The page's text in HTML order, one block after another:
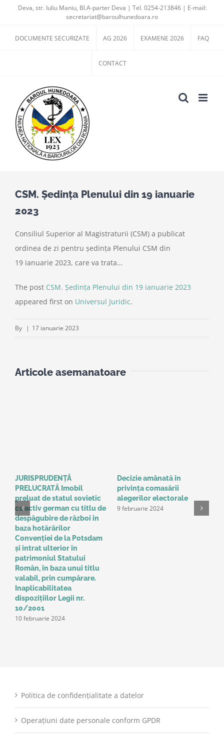
content
Deva, str. Iuliu Maniu, Bl.A-parter Deva | Tel. 0254-213846 | E-mail:
secretariat@baroulhunedoara.ro
DOCUMENTE SECURIZATE AG 2026 EXAMENE 2026 FAQ
CONTACT
CSM. Ședința Plenului din 19 ianuarie
2023
Consiliul Superior al Magistraturii (CSM) a publicat
ordinea de zi pentru ședința Plenului CSM din
19 ianuarie 2023, care va trata…
The post CSM. Ședința Plenului din 19 ianuarie 2023
appeared first on Universul Juridic.
By | 17 ianuarie 2023
Articole asemanatoare
JURISPRUDENȚĂ
PRELUCRATĂ Imobil
preluat de statul sovietic
ca activ german cu titlu de
despăgubire de război în
baza hotărârilor
Convenţiei de la Potsdam
și intrat ulterior în
patrimoniul Statului
Român, în baza unui titlu
valabil, prin cumpărare.
Inaplicabilitatea
dispozițiilor Legii nr.
10/2001
10 februarie 2024
Decizie amânată în
privinţa comasării
alegerilor electorale
9 februarie 2024
Politica de confidențialitate a datelor
Operațiuni date personale conform GPDR